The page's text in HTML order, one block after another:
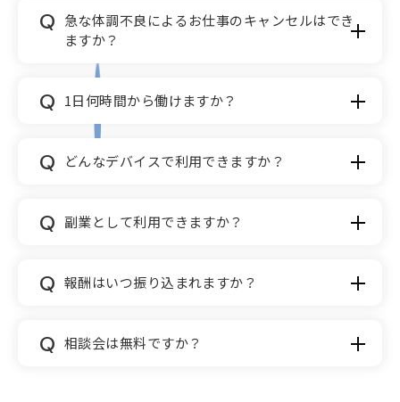
お買物体験がより良くなるよう、丁寧な接客を
心がけて頂きます。
Q 急な体調不良によるお仕事のキャンセルはでき
ますか？
ルポリシーをご理解の上、マイページからお手
続きください。
Q 1日何時間から働けますか？
おります。時間が異なれば、1日に複数のお仕事
め、条件提示の際はご留意ください。
Q どんなデバイスで利用できますか？
どの最新のWEBブラウザーからご利用可能で
Q 副業として利用できますか？
約を必ずご自身で確認しご利用ください。副業
MESHWELLでは確定申告に関するセミナーを
Q 報酬はいつ振り込まれますか？
皆さんの報酬を確実に回収しストアに代わって
Q 相談会は無料ですか？